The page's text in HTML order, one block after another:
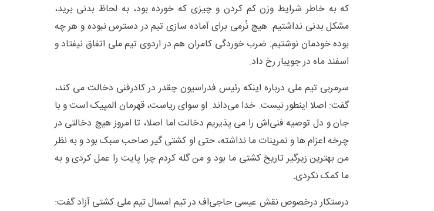
که به خاطر شرایط وزن کم کردن و چیزی که خورده بود، به لحاظ بدنی برید،
مشکل بدنی نداشتیم. هیچ نُرمی برای آماده سازی تیم در دسترس نبوده و هر چه
بوده خودمان نوشتیم. ضرب خوردگی کامران هم در اردوی تیم ملی اتفاق نیفتاد و
اسفند ماه در جویبار رخ داد.
سرمربی تیم ملی درباره اینکه رئیس فدراسیون چقدر در کادرفنی دخالت می کند،
گفت: اصلا اینطور نیست. خدا می‌داند. او سوای ریاست، قهرمان المپیک است و با
جان و دل توصیه فنی‌اش را می پذیریم دخالت اما اصلا، تا امروز هیچ دخالتی در
چرخه اعزام ها و تمرینات ما نداشته، حتی او کشتی گیر صاحب سبک بود و به نظر
من بهترین زیرگیر تاریخ کشتی ما بود و من گله کردم چرا پایت را عمل کردی و به
ما کمک نکردی.
درستکار درخصوص نقش عیسی حاجی‌اف در تیم امسال تیم ملی کشتی آزاد گفت: